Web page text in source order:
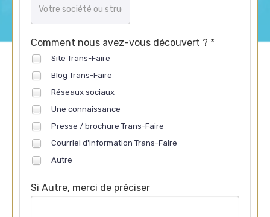
Comment nous avez-vous découvert ? *
Site Trans-Faire
Blog Trans-Faire
Réseaux sociaux
Une connaissance
Presse / brochure Trans-Faire
Courriel d'information Trans-Faire
Autre
Si Autre, merci de préciser